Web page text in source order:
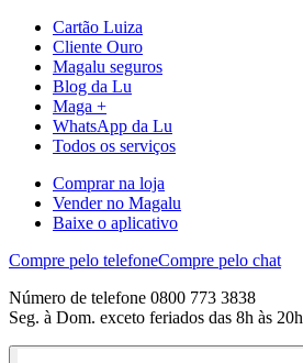
Cartão Luiza
Cliente Ouro
Magalu seguros
Blog da Lu
Maga +
WhatsApp da Lu
Todos os serviços
Comprar na loja
Vender no Magalu
Baixe o aplicativo
Compre pelo telefoneCompre pelo chat
Número de telefone 0800 773 3838
Seg. à Dom. exceto feriados das 8h às 20h